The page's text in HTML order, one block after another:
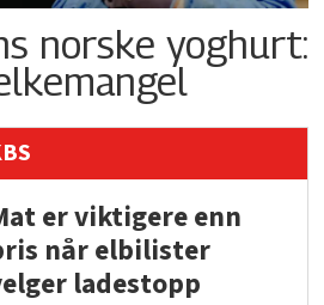
norske yoghurt:
er viktigere enn
når elbilister
ladestopp